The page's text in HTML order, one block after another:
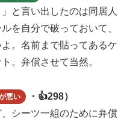
と言い出したのは同居人
を自分で破っておいて、
。名前まで貼ってあるケ
。弁償させて当然。
悪い
・👍298）
シーツ一組のために弁償